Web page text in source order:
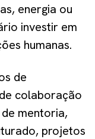
energia ou
investir em
humanas.
de
colaboração
mentoria,
projetos